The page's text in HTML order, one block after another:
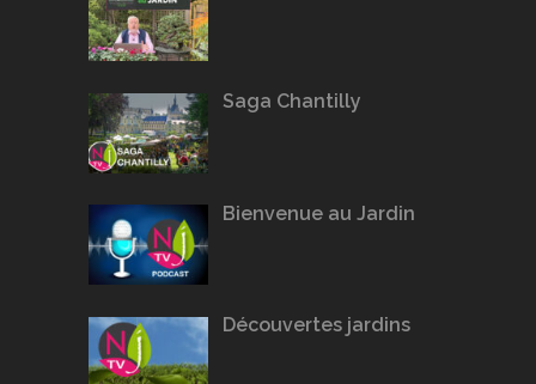
Saga Chantilly
Bienvenue au Jardin
Découvertes jardins